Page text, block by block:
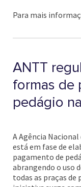
Para mais
ANTT
formas de
pedágio
A Agência
está em fase de
pagamento de
abrangendo o uso
todas as praças de